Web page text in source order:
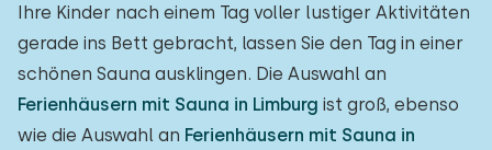
Ihre Kinder nach einem Tag voller lustiger Aktivitäten
gerade ins Bett gebracht, lassen Sie den Tag in einer
schönen Sauna ausklingen. Die Auswahl an
Ferienhäusern mit Sauna in Limburg ist groß, ebenso
wie die Auswahl an Ferienhäusern mit Sauna in